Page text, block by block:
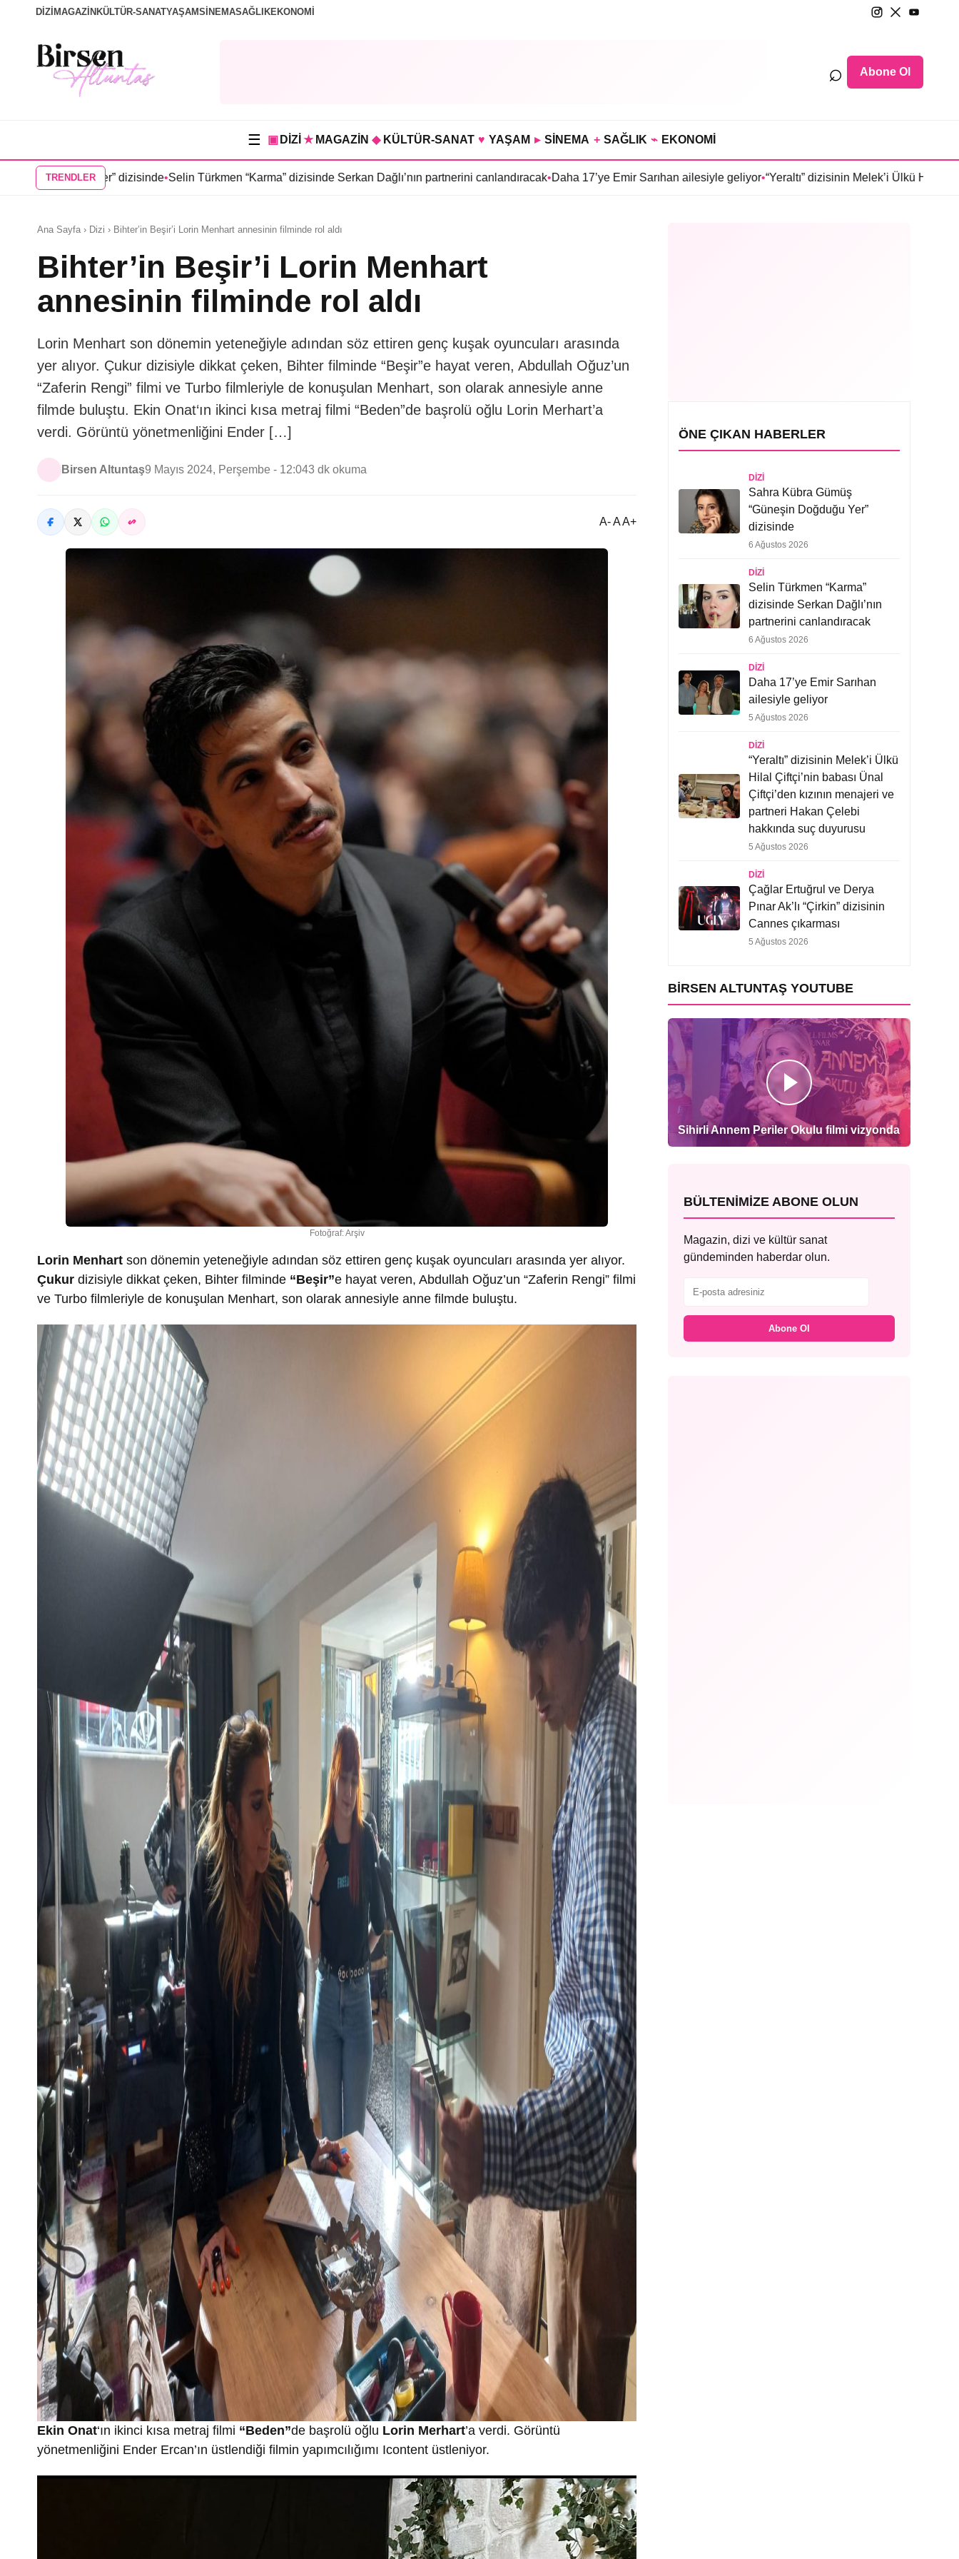
DİZİ MAGAZİN KÜLTÜR-SANATYAŞAMSİNEMASAĞLIKEKONOMİ
⌕ Abone Ol
☰ ▣ DİZİ ★ MAGAZİN ◆ KÜLTÜR-SANAT ♥ YAŞAM ▸ SİNEMA + SAĞLIK ⌁ EKONOMİ
TRENDLER
Yer” dizisinde•Selin Türkmen “Karma” dizisinde Serkan Dağlı’nın partnerini canlandıracak• Daha 17’ye Emir Sarıhan ailesiyle geliyor•“Yeraltı” dizisinin Melek’i Ülkü Hilal Çiftçi’nin
Ana Sayfa › Dizi › Bihter’in Beşir’i Lorin Menhart annesinin filminde rol aldı
Bihter’in Beşir’i Lorin Menhart
annesinin filminde rol aldı
Lorin Menhart son dönemin yeteneğiyle adından söz ettiren genç kuşak oyuncuları arasında
yer alıyor. Çukur dizisiyle dikkat çeken, Bihter filminde “Beşir”e hayat veren, Abdullah Oğuz’un
“Zaferin Rengi” filmi ve Turbo filmleriyle de konuşulan Menhart, son olarak annesiyle anne
filmde buluştu. Ekin Onat‘ın ikinci kısa metraj filmi “Beden”de başrolü oğlu Lorin Merhart’a
verdi. Görüntü yönetmenliğini Ender […]
Birsen Altuntaş9 Mayıs 2024, Perşembe - 12:043 dk okuma
A- A A+
Fotoğraf: Arşiv
Lorin Menhart son dönemin yeteneğiyle adından söz ettiren genç kuşak oyuncuları arasında yer alıyor.
Çukur dizisiyle dikkat çeken, Bihter filminde “Beşir”e hayat veren, Abdullah Oğuz’un “Zaferin Rengi” filmi
ve Turbo filmleriyle de konuşulan Menhart, son olarak annesiyle anne filmde buluştu.
Ekin Onat‘ın ikinci kısa metraj filmi “Beden”de başrolü oğlu Lorin Merhart’a verdi. Görüntü
yönetmenliğini Ender Ercan’ın üstlendiği filmin yapımcılığımı Icontent üstleniyor.
ÖNE ÇIKAN HABERLER
DIZI
Sahra Kübra Gümüş
“Güneşin Doğduğu Yer”
dizisinde
6 Ağustos 2026
DIZI
Selin Türkmen “Karma”
dizisinde Serkan Dağlı’nın
partnerini canlandıracak
6 Ağustos 2026
DIZI
Daha 17’ye Emir Sarıhan
ailesiyle geliyor
5 Ağustos 2026
DIZI
“Yeraltı” dizisinin Melek’i Ülkü
Hilal Çiftçi’nin babası Ünal
Çiftçi’den kızının menajeri ve
partneri Hakan Çelebi
hakkında suç duyurusu
5 Ağustos 2026
DIZI
Çağlar Ertuğrul ve Derya
Pınar Ak’lı “Çirkin” dizisinin
Cannes çıkarması
5 Ağustos 2026
BIRSEN ALTUNTAŞ YOUTUBE
Sihirli Annem Periler Okulu filmi vizyonda
BÜLTENIMIZE ABONE OLUN
Magazin, dizi ve kültür sanat
gündeminden haberdar olun.
Abone Ol